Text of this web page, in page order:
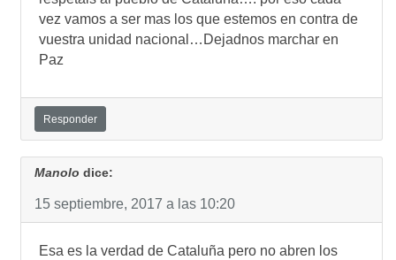
vez vamos a ser mas los que estemos en contra de
vuestra unidad nacional…Dejadnos marchar en
Paz
Responder
Manolo dice:
15 septiembre, 2017 a las 10:20
Esa es la verdad de Cataluña pero no abren los